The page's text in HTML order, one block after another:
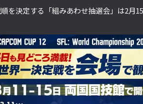
を決定する「組みあわせ抽選会」は2月